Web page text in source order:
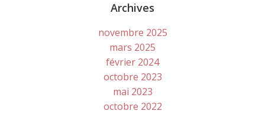
Archives
novembre 2025
mars 2025
février 2024
octobre 2023
mai 2023
octobre 2022